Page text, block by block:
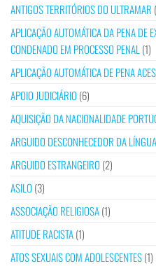
ANTIGOS TERRITÓRIOS DO ULTRAMAR
APLICAÇÃO AUTOMÁTICA DA PENA DE
CONDENADO EM PROCESSO PENAL (1)
APLICAÇÃO AUTOMÁTICA DE PENA
APOIO JUDICIÁRIO (6)
AQUISIÇÃO DA NACIONALIDADE
ARGUIDO DESCONHECEDOR DA
ARGUIDO ESTRANGEIRO (2)
ASILO (3)
ASSOCIAÇÃO RELIGIOSA(1)
ATITUDE RACISTA(1)
ATOS SEXUAIS COM ADOLESCENTES(1)